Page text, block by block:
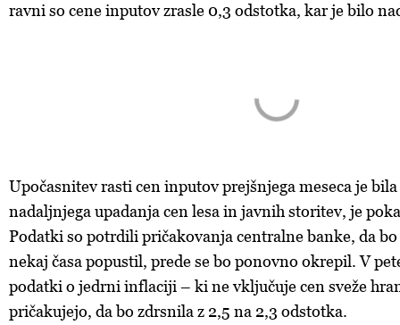
ravni so cene inputov zrasle 0,3 odstotka, kar je bilo
Upočasnitev rasti cen inputov prejšnjega meseca je
nadaljnjega upadanja cen lesa in javnih storitev, je
Podatki so potrdili pričakovanja centralne banke, da
nekaj časa popustil, prede se bo ponovno okrepil. V
podatki o jedrni inflaciji – ki ne vključuje cen sveže
pričakujejo, da bo zdrsnila z 2,5 na 2,3 odstotka.